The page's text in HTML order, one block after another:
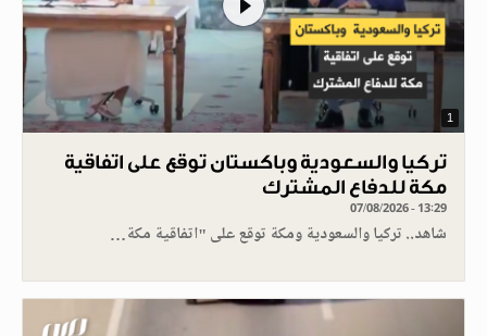
1
تركيا والسعودية وباكستان توقع على اتفاقية
مكة للدفاع المشترك
07/08/2026 - 13:29
شاهد.. تركيا والسعودية ومكة توقع على "اتفاقية مكة…